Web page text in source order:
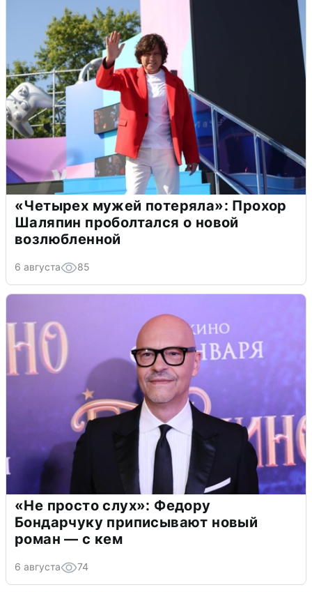
«Четырех мужей потеряла»: Прохор
Шаляпин проболтался о новой
возлюбленной
6 августа 85
«Не просто слух»: Федору
Бондарчуку приписывают новый
роман — с кем
6 августа 74